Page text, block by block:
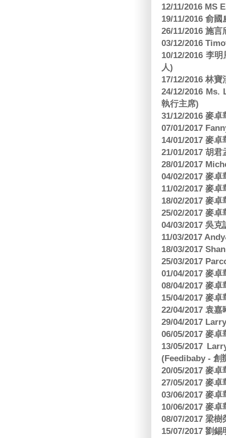
12/11/2016 MS
19/11/2016 俞
26/11/2016 施
03/12/2016
10/12/2016 李
人)
17/12/2016 林
24/12/2016
執行主席)
31/12/2016 麥
07/01/2017
14/01/2017 麥
21/01/2017 胡
28/01/2017
04/02/2017 麥
11/02/2017 麥
18/02/2017 麥
25/02/2017 麥
04/03/2017 吳
11/03/2017
18/03/2017
25/03/2017
01/04/2017 麥
08/04/2017 麥
15/04/2017 麥
22/04/2017 袁
29/04/2017
06/05/2017 麥
13/05/2017
(Feedibaby - 創
20/05/2017 麥
27/05/2017 麥
03/06/2017 麥
10/06/2017 麥
08/07/2017 梁
15/07/2017 劉